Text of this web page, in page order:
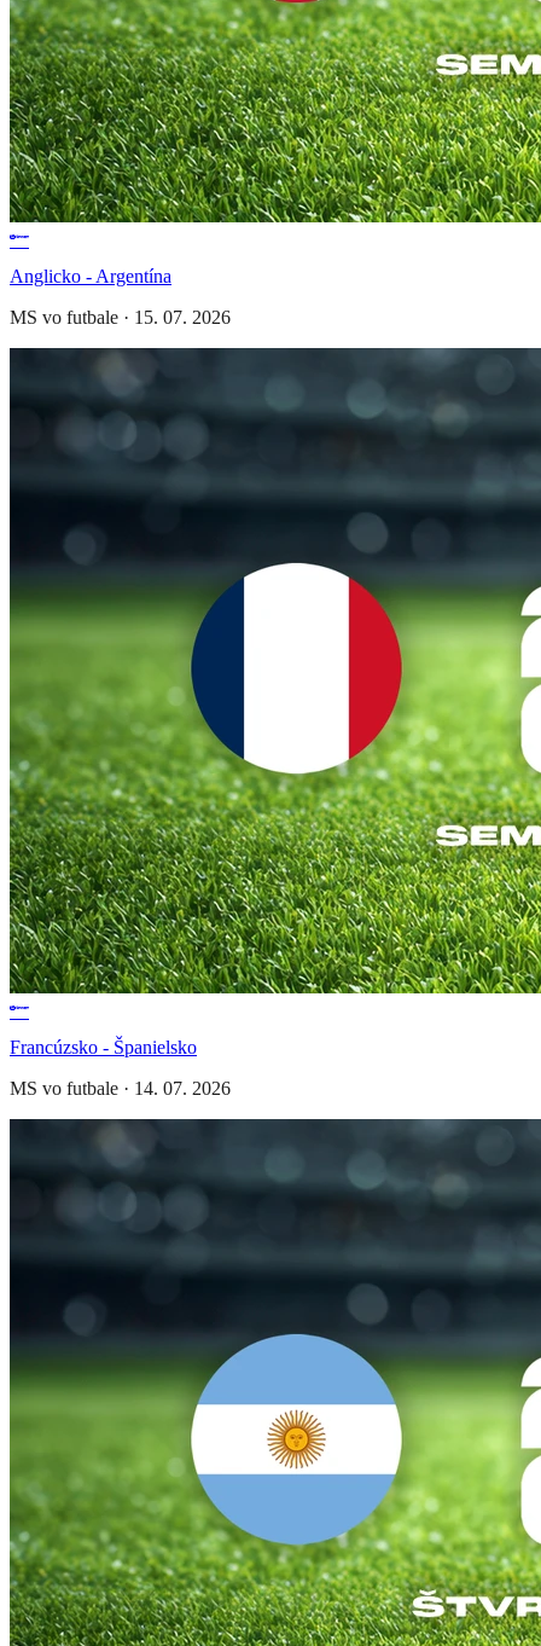
Anglicko - Argentína
MS vo futbale · 15. 07. 2026
Francúzsko - Španielsko
MS vo futbale · 14. 07. 2026